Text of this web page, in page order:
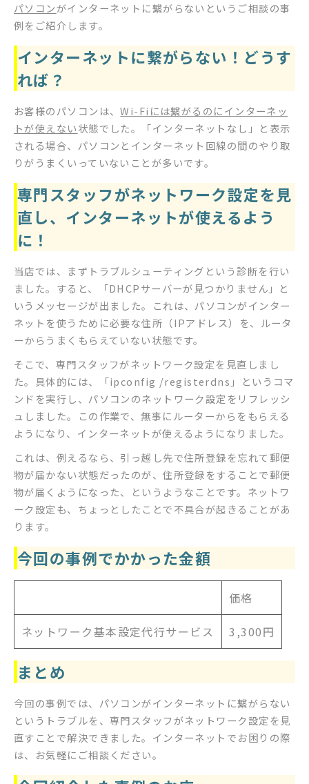
パソコンがインターネットに繋がらないというご相談の事
例をご紹介します。
インターネットに繋がらない！どうす
れば？
お客様のパソコンは、Wi-Fiには繋がるのにインターネッ
トが使えない状態でした。「インターネットなし」と表示
される場合、パソコンとインターネット回線の間のやり取
りがうまくいっていないことが多いです。
専門スタッフがネットワーク設定を見
直し、インターネットが使えるよう
に！
当店では、まずトラブルシューティングという診断を行い
ました。すると、「DHCPサーバーが見つかりません」と
いうメッセージが出ました。これは、パソコンがインター
ネットを使うために必要な住所（IPアドレス）を、ルータ
ーからうまくもらえていない状態です。
そこで、専門スタッフがネットワーク設定を見直しまし
た。具体的には、「ipconfig /registerdns」というコマ
ンドを実行し、パソコンのネットワーク設定をリフレッシ
ュしました。この作業で、無事にルーターからをもらえる
ようになり、インターネットが使えるようになりました。
これは、例えるなら、引っ越し先で住所登録を忘れて郵便
物が届かない状態だったのが、住所登録をすることで郵便
物が届くようになった、というようなことです。ネットワ
ーク設定も、ちょっとしたことで不具合が起きることがあ
ります。
今回の事例でかかった金額
価格
ネットワーク基本設定代行サービス 3,300円
まとめ
今回の事例では、パソコンがインターネットに繋がらない
というトラブルを、専門スタッフがネットワーク設定を見
直すことで解決できました。インターネットでお困りの際
は、お気軽にご相談ください。